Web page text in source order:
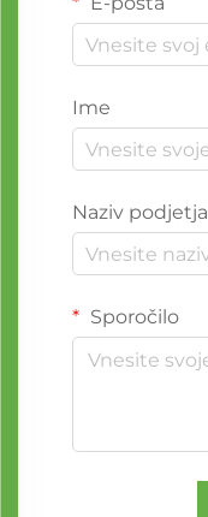
Ime
Naziv podjetja
Sporočilo